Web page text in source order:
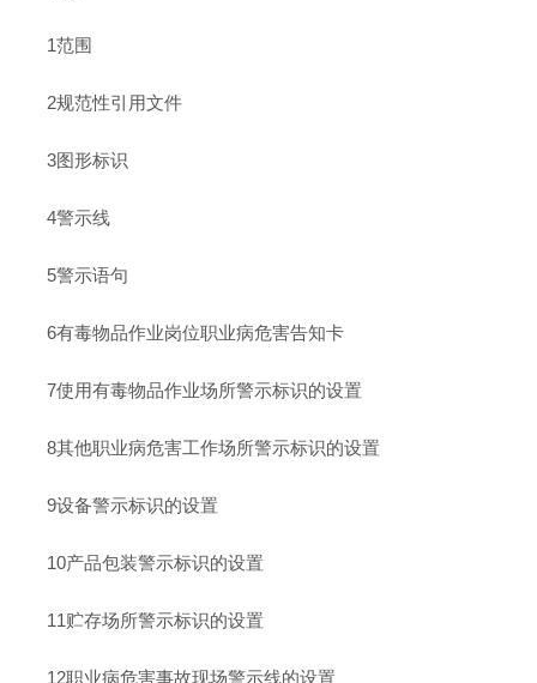
1范围
2规范性引用文件
3图形标识
4警示线
5警示语句
6有毒物品作业岗位职业病危害告知卡
7使用有毒物品作业场所警示标识的设置
8其他职业病危害工作场所警示标识的设置
9设备警示标识的设置
10产品包装警示标识的设置
11贮存场所警示标识的设置
12职业病危害事故现场警示线的设置